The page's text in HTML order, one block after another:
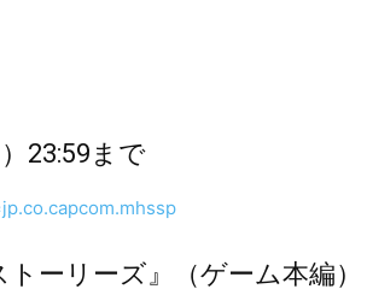
23:59まで
ーリーズ』（ゲーム本編）